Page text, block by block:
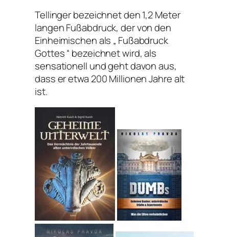
Tellinger bezeichnet den 1,2 Meter
langen Fußabdruck, der von den
Einheimischen als „ Fußabdruck
Gottes “ bezeichnet wird, als
sensationell und geht davon aus,
dass er etwa 200 Millionen Jahre alt
ist.